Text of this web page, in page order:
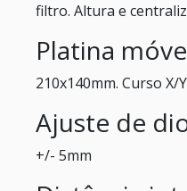
filtro. Altura e
Platina
210x140mm. Curso X/
Ajuste de
+/- 5mm